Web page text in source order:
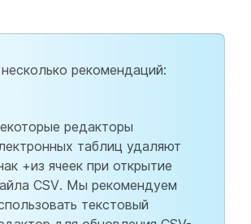
рекомендаций:
редакторы
таблиц удаляют
+из ячеек при открытие
CSV. Мы рекомендуем
текстовый